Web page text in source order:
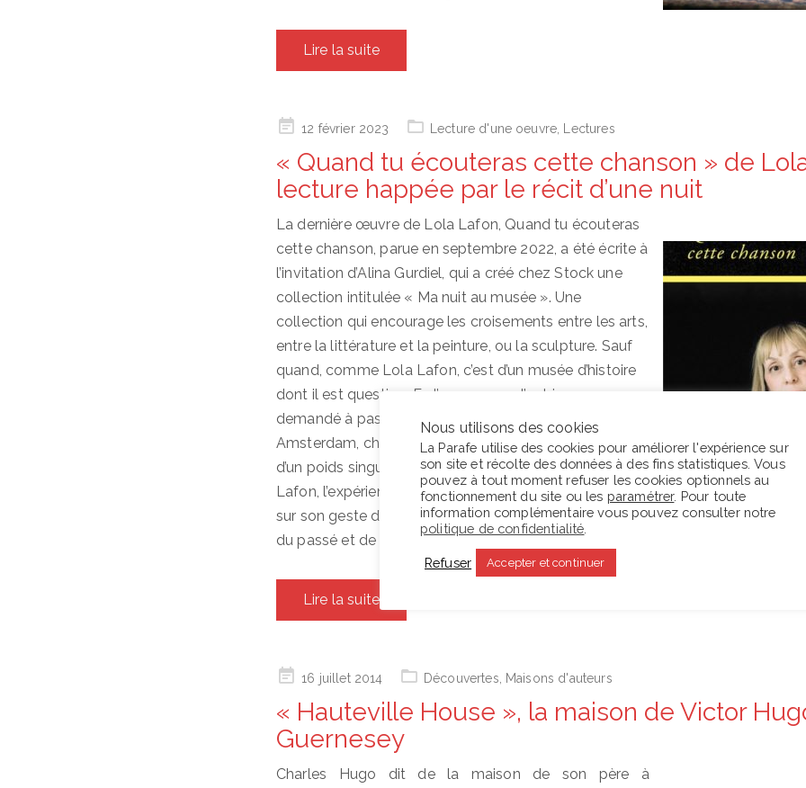
Lire la suite
Posted12 février 2023 Lecture d'une oeuvre Lectures
« Quand tu écouteras cette chanson » de
lecture happée par le récit d’une nuit
La dernière œuvre de Lola Lafon, Quand tu écouteras
cette chanson, parue en septembre 2022, a été écrite à
l’invitation d’Alina Gurdiel, qui a créé chez Stock une
collection intitulée « Ma nuit au musée ». Une
collection qui encourage les croisements entre les arts,
entre la littérature et la peinture, ou la sculpture. Sauf
quand, comme Lola Lafon, c’est d’un musée d’histoire
dont il est question. En l’occurrence, l’autrice a
demandé à passer la nuit dans la Maison Anne Frank à
Amsterdam, choix qui leste aussitôt le projet d’écriture
d’un poids singulier, d’une gravité certaine. Pour Lola
Lafon, l’expérience se révèle l’occasion de s’interroger
sur son geste d’écriture tout en interrogeant fantômes
du passé et de son passé.
Lire la suite
Posted16 juillet 2014 Découvertes Maisons d'auteurs
« Hauteville House », la maison de Victor
Guernesey
Charles Hugo dit de la maison de son père à
Nous utilisons des cookies
La Parafe utilise des cookies pour améliorer l'expérience sur
son site et récolte des données à des fins statistiques. Vous
pouvez à tout moment refuser les cookies optionnels au
fonctionnement du site ou les paramétrer. Pour toute
information complémentaire vous pouvez consulter notre
politique de confidentialité
Refuser Accepter et continuer